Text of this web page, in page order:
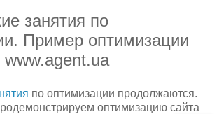
занятия по
Пример оптимизации
www.agent.ua
по оптимизации продолжаются.
оптимизацию сайта